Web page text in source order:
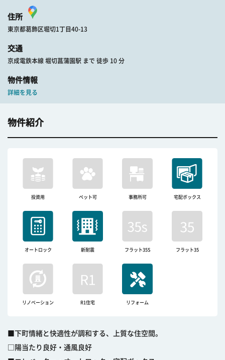
住所
東京都葛飾区堀切1丁目40-13
交通
京成電鉄本線 堀切菖蒲園駅 まで 徒歩 10 分
物件情報
詳細を見る
物件紹介
投資用 ペット可 事務所可 宅配ボックス
オートロック 新耐震 フラット35S フラット35
リノベーション R1住宅 リフォーム
■下町情緒と快適性が調和する、上質な住空間。
□陽当たり良好・通風良好